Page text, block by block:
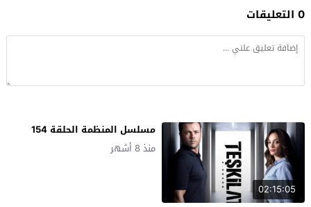
0 التعليقات
02:15:05
مسلسل المنظمة الحلقة 154
منذ 8 أشهر